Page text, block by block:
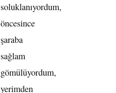
soluklanıyordum,
öncesince
şaraba
sağlam
gömülüyordum,
yerimden